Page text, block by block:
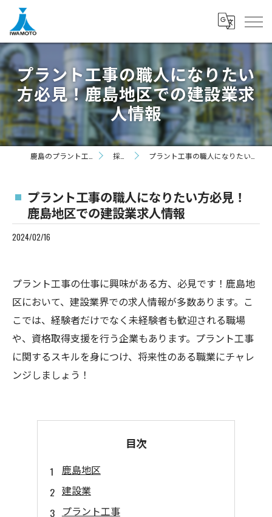
プラント工事の職人になりたい
方必見！鹿島地区での建設業求
人情報
採用ブログ プラント工事の職人になりたい方必見！鹿島地区での建設業求人情報
プラント工事の職人になりたい方必見！
鹿島地区での建設業求人情報
2024/02/16
プラント工事の仕事に興味がある方、必見です！鹿島地
区において、建設業界での求人情報が多数あります。こ
こでは、経験者だけでなく未経験者も歓迎される職場
や、資格取得支援を行う企業もあります。プラント工事
に関するスキルを身につけ、将来性のある職業にチャレ
ンジしましょう！
目次
鹿島地区
建設業
プラント工事